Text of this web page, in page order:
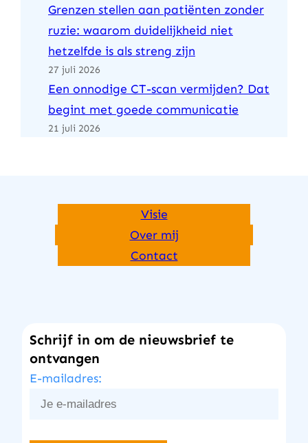
Grenzen stellen aan patiënten zonder
ruzie: waarom duidelijkheid niet
hetzelfde is als streng zijn
27 juli 2026
Een onnodige CT-scan vermijden? Dat
begint met goede communicatie
21 juli 2026
Visie
Over mij
Contact
Schrijf in om de nieuwsbrief te
ontvangen
E-mailadres: